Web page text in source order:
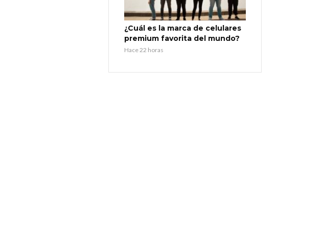
¿Cuál es la marca de celulares
premium favorita del mundo?
Hace 22 horas